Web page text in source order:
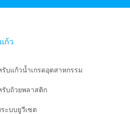
ก้ว
รับแก้วน้ำเกรดอุตสาหกรรม
รับถ้วยพลาสติก
ระบบยูวีเซต